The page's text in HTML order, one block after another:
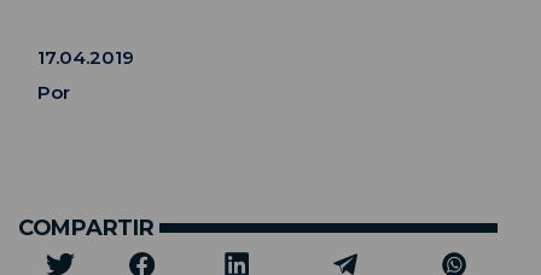
17.04.2019
Por
COMPARTIR